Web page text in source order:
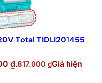
Total TIDLI201455
₫.817.000 ₫Giá hiện